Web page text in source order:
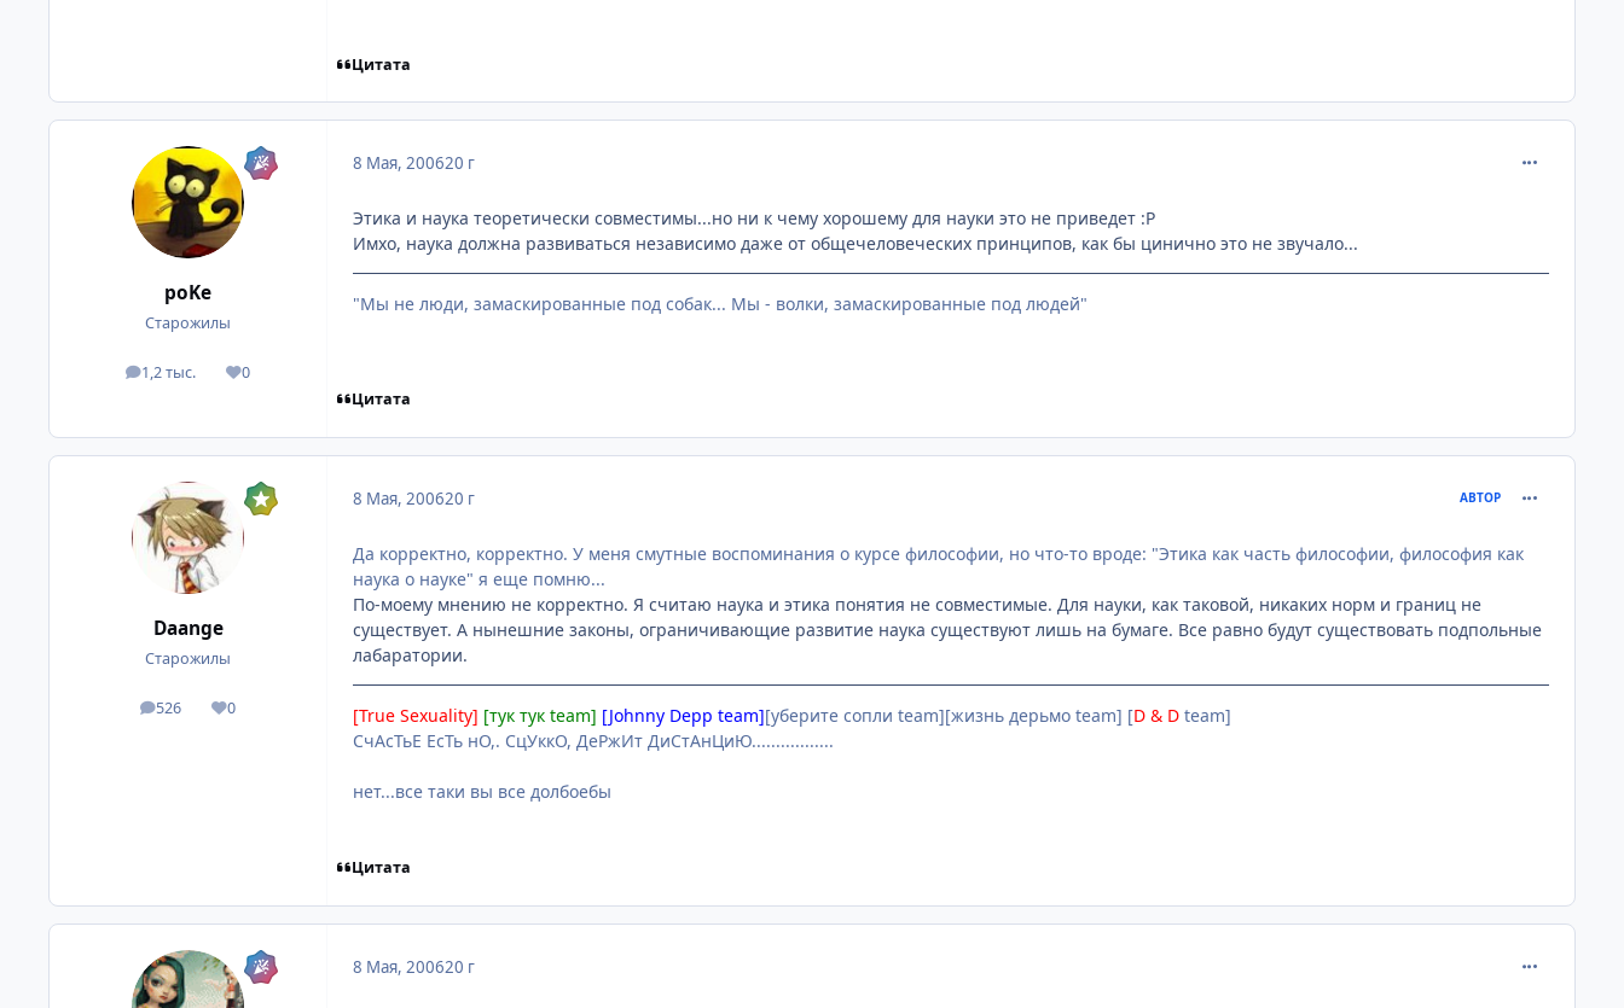
Цитата
poKe
Старожилы
1,2 тыс.
посты 0
Репутация
8 Мая, 200620 г
Этика и наука теоретически совместимы...но ни к чему хорошему для науки это не приведет :P
Имхо, наука должна развиваться независимо даже от общечеловеческих принципов, как бы цинично это не звучало...
"Мы не люди, замаскированные под собак... Мы - волки, замаскированные под людей"
Цитата
Daange
Старожилы
526
посты 0
Репутация
8 Мая, 200620 г АВТОР
Да корректно, корректно. У меня смутные воспоминания о курсе философии, но что-то вроде: "Этика как часть философии, философия как
наука о науке" я еще помню...
По-моему мнению не корректно. Я считаю наука и этика понятия не совместимые. Для науки, как таковой, никаких норм и границ не
существует. А нынешние законы, ограничивающие развитие наука существуют лишь на бумаге. Все равно будут существовать подпольные
лабаратории.
[True Sexuality] [тук тук team] [Johnny Depp team][уберите сопли team][жизнь дерьмо team] [D & D team]
СчАсТьЕ ЕсТь нО,. СцУккО, ДеРжИт ДиСтАнЦиЮ.................
нет...все таки вы все долбоебы
Цитата
8 Мая, 200620 г